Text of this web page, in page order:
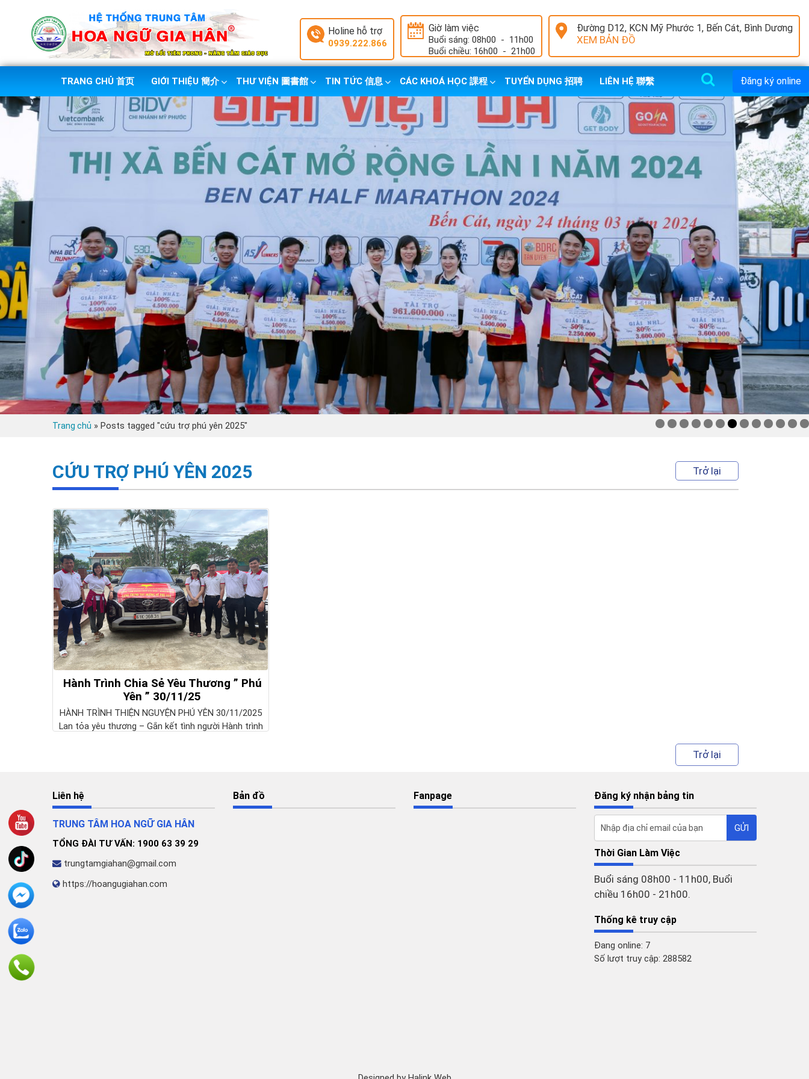
Holine hỗ trợ
0939.222.866
Giờ làm việc
Buổi sáng: 08h00 - 11h00
Buổi chiều: 16h00 - 21h00
Đường D12, KCN Mỹ Phước 1, Bến Cát, Bình Dương
XEM BẢN ĐỒ
TRANG CHỦ 首页 GIỚI THIỆU 簡介 THƯ VIỆN 圖書館 TIN TỨC 信息 CÁC KHOÁ HỌC 課程 TUYỂN DỤNG 招聘 LIÊN HỆ 聯繫
Trang chủ » Posts tagged "cứu trợ phú yên 2025"
CỨU TRỢ PHÚ YÊN 2025 Trở lại
Hành Trình Chia Sẻ Yêu Thương ” Phú
Yên ” 30/11/25
HÀNH TRÌNH THIỆN NGUYỆN PHÚ YÊN 30/11/2025
Lan tỏa yêu thương – Gắn kết tình người Hành trình
Trở lại
Liên hệ
TRUNG TÂM HOA NGỮ GIA HÂN
TỔNG ĐÀI TƯ VẤN: 1900 63 39 29
trungtamgiahan@gmail.com
https://hoangugiahan.com
Bản đồ Fanpage Đăng ký nhận bảng tin
Thời Gian Làm Việc
Buổi sáng 08h00 - 11h00, Buổi
chiều 16h00 - 21h00.
Thống kê truy cập
Đang online: 7
Số lượt truy cập: 288582
Đăng ký online